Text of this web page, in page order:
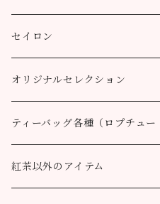
10個
100g
200g
ティーポット用ティーバッグ
100g
50g
100g
キャッスルトン茶園
50g
100g
ロヒーニ茶園
50g
100g
100g
200g
CTC
100g
200g
アールグレイ
100g
200g
アールグレイ・オリジナルブレ
100g
200g
セイロン
ウバ
100g
200g
ルフナ
100g
オリジナルセレクション
八ヶ岳ブレンド
ティーバッグ30個入り
オーガニック （テミ茶園）
ティーバッグ各種（ロプチュー
ティーバッグ10個
紅茶以外のアイテム